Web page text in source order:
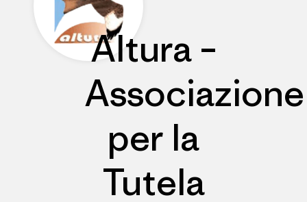
Altura –
Associazione
per la
Tutela